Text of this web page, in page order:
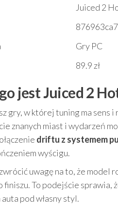
Juiced 2
Gry PC
89.9 zł
jest Juiced 2
gry, w której tuning ma sens
znanych miast i wydarzeń
driftu z systemem
wyścigu.
uwagę na to, że model
finiszu. To podejście sprawia,
pod własny styl.